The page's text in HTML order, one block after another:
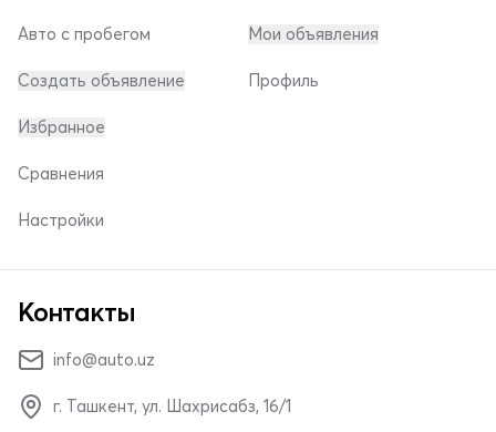
Авто с пробегом
Создать объявление
Мои объявления
Профиль
Избранное
Сравнения
Настройки
Контакты
info@auto.uz
г. Ташкент, ул. Шахрисабз, 16/1